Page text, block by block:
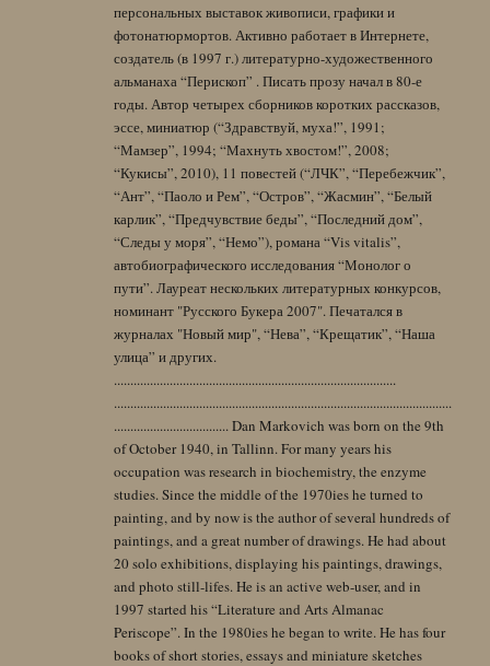
персональных выставок живописи, графики и
фотонатюрмортов. Активно работает в Интернете,
создатель (в 1997 г.) литературно-художественного
альманаха “Перископ” . Писать прозу начал в 80-е
годы. Автор четырех сборников коротких рассказов,
эссе, миниатюр (“Здравствуй, муха!”, 1991;
“Мамзер”, 1994; “Махнуть хвостом!”, 2008;
“Кукисы”, 2010), 11 повестей (“ЛЧК”, “Перебежчик”,
“Ант”, “Паоло и Рем”, “Остров”, “Жасмин”, “Белый
карлик”, “Предчувствие беды”, “Последний дом”,
“Следы у моря”, “Немо”), романа “Vis vitalis”,
автобиографического исследования “Монолог о
пути”. Лауреат нескольких литературных конкурсов,
номинант "Русского Букера 2007". Печатался в
журналах "Новый мир", “Нева”, “Крещатик”, “Наша
улица” и других.
......................................................................................
.......................................................................................................
................................... Dan Markovich was born on the 9th
of October 1940, in Tallinn. For many years his
occupation was research in biochemistry, the enzyme
studies. Since the middle of the 1970ies he turned to
painting, and by now is the author of several hundreds of
paintings, and a great number of drawings. He had about
20 solo exhibitions, displaying his paintings, drawings,
and photo still-lifes. He is an active web-user, and in
1997 started his “Literature and Arts Almanac
Periscope”. In the 1980ies he began to write. He has four
books of short stories, essays and miniature sketches